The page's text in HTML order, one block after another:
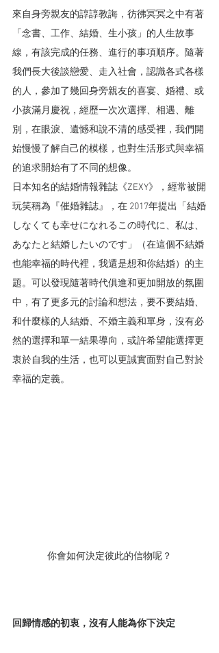
來自身旁親友的諄諄教誨，彷彿冥冥之中有著
「念書、工作、結婚、生小孩」的人生故事
線，有該完成的任務、進行的事項順序。隨著
我們長大後談戀愛、走入社會，認識各式各樣
的人，參加了幾回身旁親友的喜宴、婚禮、或
小孩滿月慶祝，經歷一次次選擇、相遇、離
別，在眼淚、遺憾和說不清的感受裡，我們開
始慢慢了解自己的模樣，也對生活形式與幸福
的追求開始有了不同的想像。
日本知名的結婚情報雜誌《ZEXY》，經常被開
玩笑稱為『催婚雜誌』，在 2017年提出「結婚
しなくても幸せになれるこの時代に、私は、
あなたと結婚したいのです」（在這個不結婚
也能幸福的時代裡，我還是想和你結婚）的主
題。可以發現隨著時代俱進和更加開放的氛圍
中，有了更多元的討論和想法，要不要結婚、
和什麼樣的人結婚、不婚主義和單身，沒有必
然的選擇和單一結果導向，或許希望能選擇更
衷於自我的生活，也可以更誠實面對自己對於
幸福的定義。
你會如何決定彼此的信物呢？
回歸情感的初衷，沒有人能為你下決定